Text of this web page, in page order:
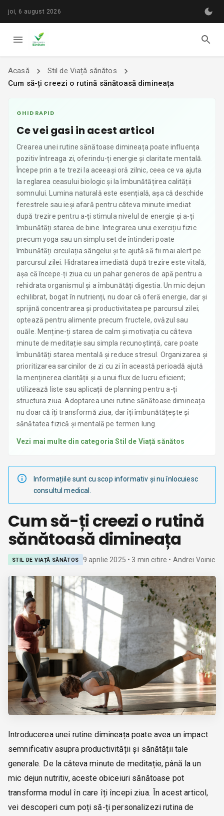
joi, 6 august 2026
Acasă
Stil de Viață sănătos
Cum să-ți creezi o rutină sănătoasă dimineața
GHID RAPID
Ce vei gasi in acest articol
Crearea unei rutine sănătoase dimineața poate influența
pozitiv întreaga zi, oferindu-ți energie și claritate mentală.
Începe prin a te trezi la aceeași oră zilnic, ceea ce va ajuta
la reglarea ceasului biologic și la îmbunătățirea calității
somnului. Lumina naturală este esențială, așa că deschide
ferestrele sau ieși afară pentru câteva minute imediat
după trezire pentru a-ți stimula nivelul de energie și a-ți
îmbunătăți starea de bine. Integrarea unui exercițiu fizic
precum yoga sau un simplu set de întinderi poate
îmbunătăți circulația sângelui și te ajută să fii mai alert pe
parcursul zilei. Hidratarea imediată după trezire este vitală,
așa că începe-ți ziua cu un pahar generos de apă pentru a
rehidrata organismul și a îmbunătăți digestia. Un mic dejun
echilibrat, bogat în nutrienți, nu doar că oferă energie, dar și
sprijină concentrarea și productivitatea pe parcursul zilei;
optează pentru alimente precum fructele, ovăzul sau
ouăle. Menține-ți starea de calm și motivația cu câteva
minute de meditație sau simpla recunoștință, care poate
îmbunătăți starea mentală și reduce stresul. Organizarea și
prioritizarea sarcinilor de zi cu zi în această perioadă ajută
la menținerea clarității și a unui flux de lucru eficient;
utilizează liste sau aplicații de planning pentru a-ți
structura ziua. Adoptarea unei rutine sănătoase dimineața
nu doar că îți transformă ziua, dar îți îmbunătățește și
sănătatea fizică și mentală pe termen lung.
Vezi mai multe din categoriaStil de Viață sănătos
Informațiile sunt cu scop informativ și nu înlocuiesc
consultul medical.
Cum să-ți creezi o rutină
sănătoasă dimineața
STIL DE VIAȚĂ SĂNĂTOS 9 aprilie 2025 • 3 min citire • Andrei Voinic
Introducerea unei rutine dimineața poate avea un impact
semnificativ asupra productivității și sănătății tale
generale. De la câteva minute de meditație, până la un
mic dejun nutritiv, aceste obiceiuri sănătoase pot
transforma modul în care îți începi ziua. În acest articol,
vei descoperi cum poți să-ți personalizezi rutina de